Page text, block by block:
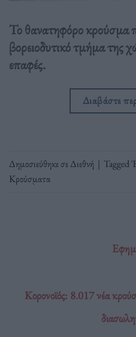
Το θανατηφόρο κρούσμα
βορειοδυτικό τμήμα της
επαφές.
Διαβάστε
Δημοσιεύθηκε σεΔιεθνή | Tagged
Κρούσματα
Κορονοϊός: 8.017 νέα